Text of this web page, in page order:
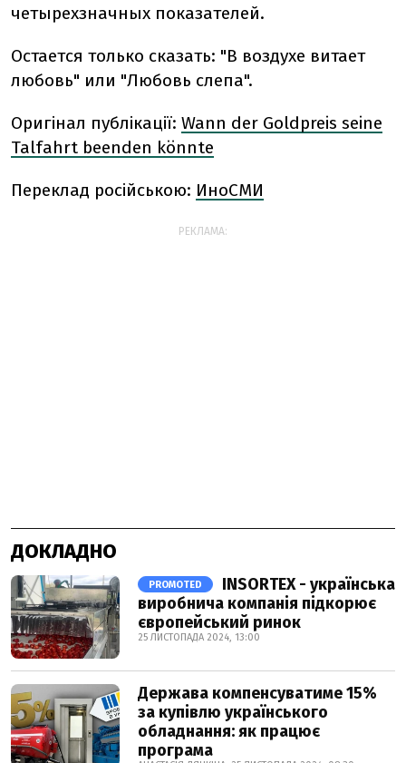
четырехзначных показателей.
Остается только сказать: "В воздухе витает
любовь" или "Любовь слепа".
Оригінал публікації: Wann der Goldpreis seine
Talfahrt beenden könnte
Переклад російською: ИноСМИ
РЕКЛАМА:
ДОКЛАДНО
PROMOTED
INSORTEX - українська
виробнича компанія підкорює
європейський ринок
25 ЛИСТОПАДА 2024, 13:00
Держава компенсуватиме 15%
за купівлю українського
обладнання: як працює
програма